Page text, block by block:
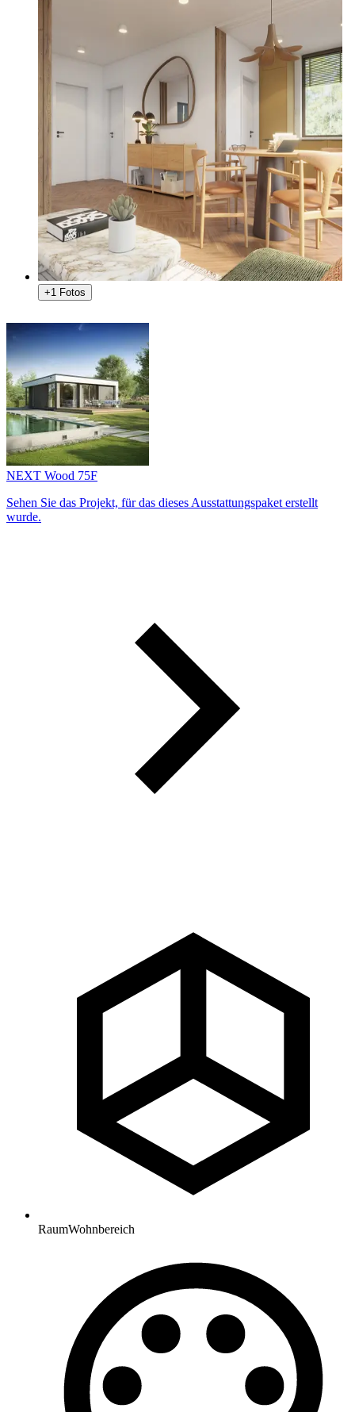
+1 Fotos
NEXT Wood 75F
Sehen Sie das Projekt, für das dieses Ausstattungs­paket erstellt
wurde.
RaumWohnbereich